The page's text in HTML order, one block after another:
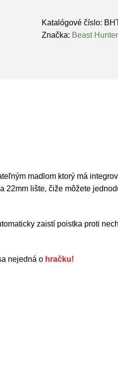
Beast
Hunter
Katalógové číslo:
Značka: Beast Hunter
madlom ktorý má
lište, čiže môžete
zaistí poistka proti
nejedná o hračku!